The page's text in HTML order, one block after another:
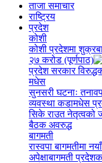
ताजा समाचार
राष्ट्रिय
प्रदेश
कोशी
कोशी प्रदेशमा
२७ करोड (पूर्णपाठ)
प्रदेश सरकार विरुद्धको
मधेस
सुनसरी घटनाः
व्यवस्था कडामधेस
सिके राउत नेतृत्वको
बैठक अवरुद्ध
बागमती
रास्वपा बागमतीमा
अपेक्षाबागमती